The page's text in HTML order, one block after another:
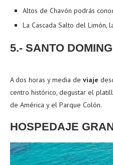
Altos de Chavón podrás
La Cascada Salto del Limón,
5.- SANTO
A dos horas y media de viaje
centro histórico, degustar el
de América y el Parque Colón.
HOSPEDAJE